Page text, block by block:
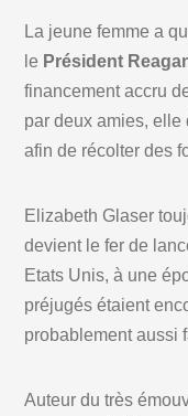
La jeune femme a
le Président
financement accru
par deux amies, elle
afin de récolter des
Elizabeth Glaser
devient le fer de
Etats Unis, à une
préjugés étaient
probablement aussi
Auteur du très